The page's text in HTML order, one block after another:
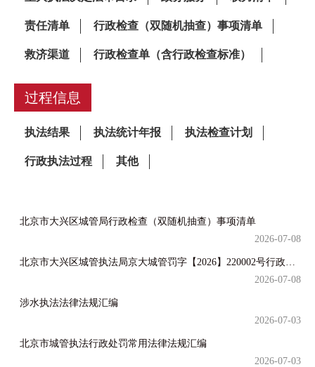
过程信息
北京市大兴区城管局行政检查（双随机抽查）事项清单
2026-07-08
北京市大兴区城管执法局京大城管罚字【2026】220002号行政处罚决定
2026-07-08
涉水执法法律法规汇编
2026-07-03
北京市城管执法行政处罚常用法律法规汇编
2026-07-03